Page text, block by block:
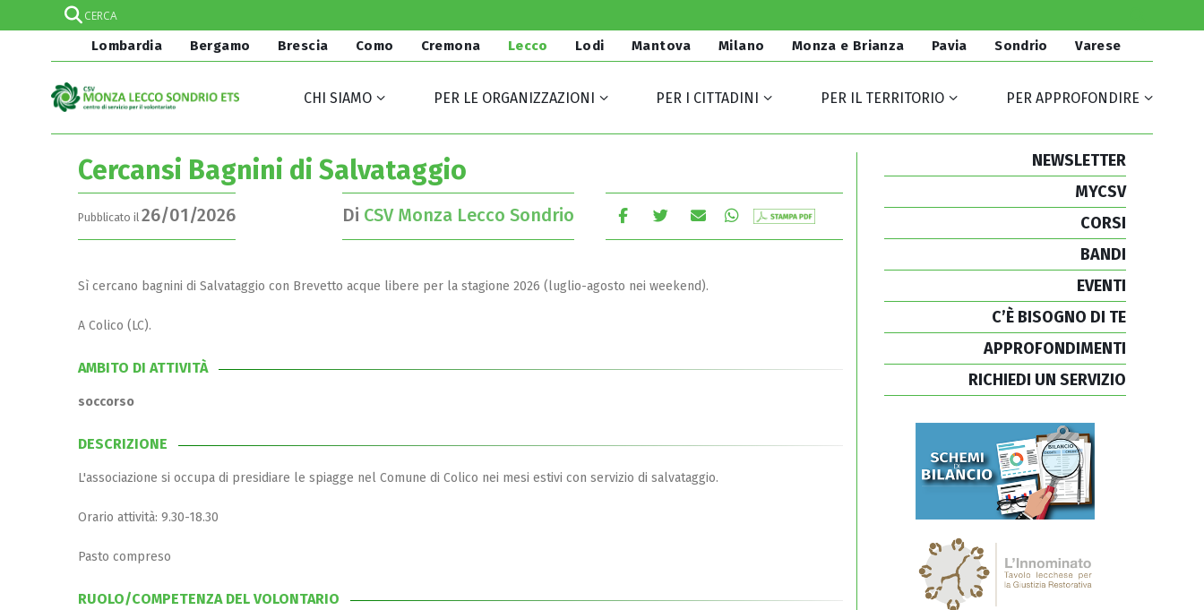
Lombardia Bergamo Brescia Como Cremona Lecco Lodi Mantova Milano Monza e Brianza Pavia Sondrio Varese
CHI SIAMO PER LE ORGANIZZAZIONI PER I CITTADINI PER IL TERRITORIO PER APPROFONDIRE
Cercansi Bagnini di Salvataggio
Pubblicato il 26/01/2026 Di CSV Monza Lecco Sondrio
Sì cercano bagnini di Salvataggio con Brevetto acque libere per la stagione 2026 (luglio-agosto nei weekend).
A Colico (LC).
AMBITO DI ATTIVITÀ
soccorso
DESCRIZIONE
L'associazione si occupa di presidiare le spiagge nel Comune di Colico nei mesi estivi con servizio di salvataggio.
Orario attività: 9.30-18.30
Pasto compreso
RUOLO/COMPETENZA DEL VOLONTARIO
NEWSLETTER
MYCSV
CORSI
BANDI
EVENTI
C’È BISOGNO DI TE
APPROFONDIMENTI
RICHIEDI UN SERVIZIO